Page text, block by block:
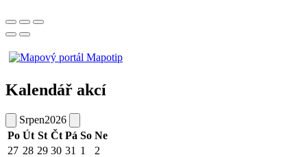
Kalendář akcí
Srpen2026
Po Út St Čt Pá So Ne
27 28 29 30 31 1
2